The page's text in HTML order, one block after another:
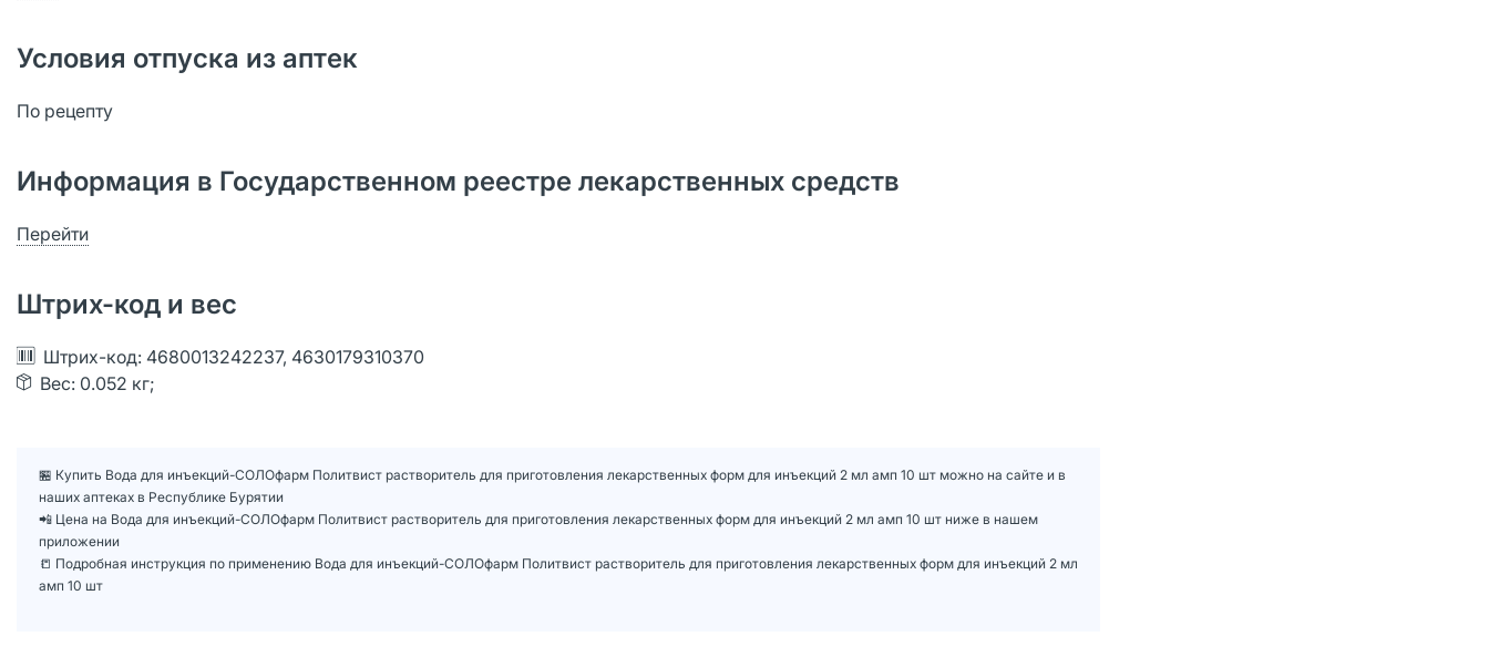
Условия отпуска из аптек
По рецепту
Информация в Государственном реестре лекарственных средств
Перейти
Штрих-код и вес
Штрих-код: 4680013242237, 4630179310370
Вес: 0.052 кг;
🏪 Купить Вода для инъекций-СОЛОфарм Политвист растворитель для приготовления лекарственных форм для инъекций 2 мл амп 10 шт можно на сайте и в
наших аптеках в Республике Бурятии
📲 Цена на Вода для инъекций-СОЛОфарм Политвист растворитель для приготовления лекарственных форм для инъекций 2 мл амп 10 шт ниже в нашем
приложении
📒 Подробная инструкция по применению Вода для инъекций-СОЛОфарм Политвист растворитель для приготовления лекарственных форм для инъекций 2 мл
амп 10 шт